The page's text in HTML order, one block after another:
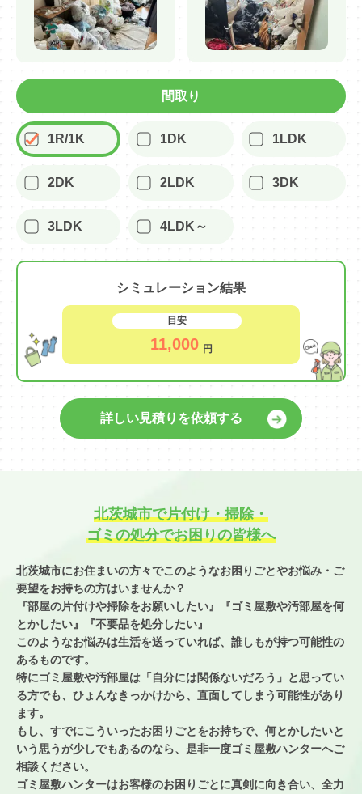
間取り
1R/1K 1DK 1LDK
2DK 2LDK 3DK
3LDK 4LDK～
シミュレーション結果
目安
11,000 円
詳しい見積りを依頼する
北茨城市で片付け・掃除・
ゴミの処分でお困りの皆様へ
北茨城市にお住まいの方々でこのようなお困りごとやお悩み・ご
要望をお持ちの方はいませんか？
『部屋の片付けや掃除をお願いしたい』『ゴミ屋敷や汚部屋を何
とかしたい』
『不要品を処分したい』
このようなお悩みは生活を送っていれば、誰しもが持つ可能性の
あるものです。
特にゴミ屋敷や汚部屋は「自分には関係ないだろう」と思ってい
る方でも、 ひょんなきっかけから、直面してしまう可能性があり
ます。
もし、すでにこういったお困りごとをお持ちで、 何とかしたいと
いう思うが少しでもあるのなら、 是非一度ゴミ屋敷ハンターへご
相談ください。
ゴミ屋敷ハンターはお客様のお困りごとに真剣に向き合い、 全力